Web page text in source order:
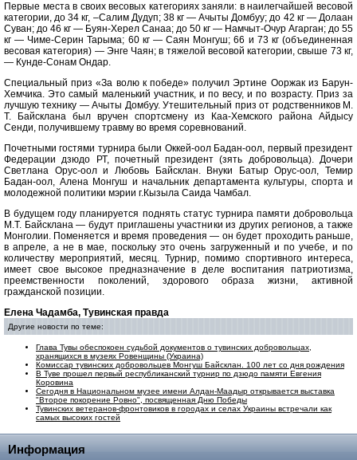
Первые места в своих весовых категориях заняли: в наилегчайшей весовой
категории, до 34 кг, –Салим Дудуп; 38 кг — Ачыты Домбуу; до 42 кг — Долаан
Суван; до 46 кг — Буян-Херел Санаа; до 50 кг — Намчыт-Очур Агарган; до 55
кг — Чиме-Серин Тарыма; 60 кг — Саян Монгуш; 66 и 73 кг (объединенная
весовая категория) — Энге Чаян; в тяжелой весовой категории, свыше 73 кг,
— Кунде-Сонам Ондар.
Специальный приз «За волю к победе» получил Эртине Ооржак из Барун-
Хемчика. Это самый маленький участник, и по весу, и по возрасту. Приз за
лучшую технику — Ачыты Домбуу. Утешительный приз от родственников М.
Т. Байсклана был вручен спортсмену из Каа-Хемского района Айдысу
Сенди, получившему травму во время соревнований.
Почетными гостями турнира были Оккей-оол Бадан-оол, первый президент
Федерации дзюдо РТ, почетный президент (зять добровольца). Дочери
Светлана Орус-оол и Любовь Байсклан. Внуки Батыр Орус-оол, Темир
Бадан-оол, Алена Монгуш и начальник департамента культуры, спорта и
молодежной политики мэрии г.Кызыла Саида Чамбал.
В будущем году планируется поднять статус турнира памяти добровольца
М.Т. Байсклана — будут приглашены участники из других регионов, а также
Монголии. Поменяется и время проведения — он будет проходить раньше,
в апреле, а не в мае, поскольку это очень загруженный и по учебе, и по
количеству мероприятий, месяц. Турнир, помимо спортивного интереса,
имеет свое высокое предназначение в деле воспитания патриотизма,
преемственности поколений, здорового образа жизни, активной
гражданской позиции.
Елена Чадамба, Тувинская правда
Другие новости по теме:
Глава Тувы обеспокоен судьбой документов о тувинских добровольцах,
хранящихся в музеях Ровенщины (Украина)
Комиссар тувинских добровольцев Монгуш Байсклан. 100 лет со дня рождения
В Туве прошел первый республиканский турнир по дзюдо памяти Евгения
Коровина
Сегодня в Национальном музее имени Алдан-Маадыр открывается выставка
"Второе покорение Ровно", посвященная Дню Победы
Тувинских ветеранов-фронтовиков в городах и селах Украины встречали как
самых высоких гостей
Информация